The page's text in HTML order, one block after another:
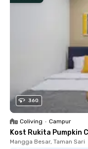
360
Coliving • Campur
Kost Rukita Pumpkin
Mangga Besar, Taman Sari